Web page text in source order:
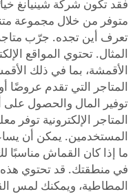
فقد تكون شركة شينيانغ
متوفر من خلال مجموعة
تعرف أين تجده. جرّب
المثال. تحتوي المواقع
الأقمشة، بما في ذلك
المتاجر التي تقدم
توفير المال والحصول
المتاجر الإلكترونية
المستخدمين. يمكن أن
ما إذا كان القماش مناسبًا
في منطقتك. قد تحتوي هذه
المطاطية، ويمكنك لمس